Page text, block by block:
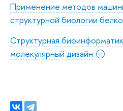
Применение методов
структурной биологии
Структурная
молекулярный дизайн